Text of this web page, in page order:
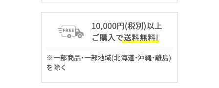
※一部商品・一部地域(北海道・沖縄・離島)
を除く